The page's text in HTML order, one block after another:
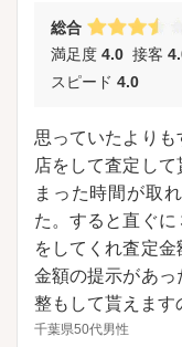
総合
満足度 4.0 接客
スピード 4.0
思っていたより
店をして査定し
まった時間が取
た。すると直ぐ
をしてくれ査定
金額の提示があっ
整もして貰えます
千葉県50代男性